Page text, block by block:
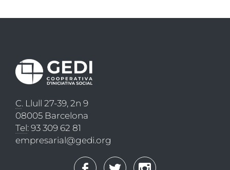
C. Llull 27-39, 2n 9
08005 Barcelona
Tel: 93 309 62 81
empresarial@gedi.org